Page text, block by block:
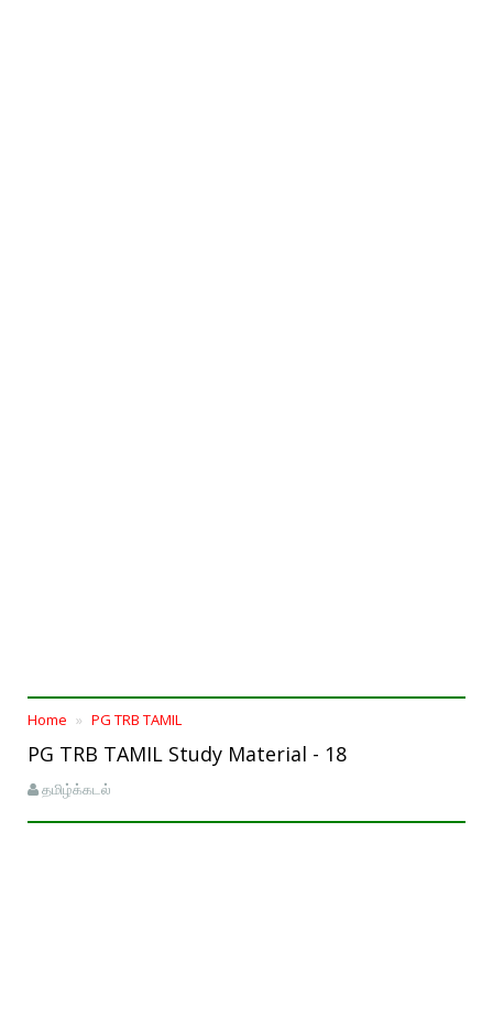
Home PG TRB TAMIL
PG TRB TAMIL Study Material - 18
தமிழ்க்கடல்